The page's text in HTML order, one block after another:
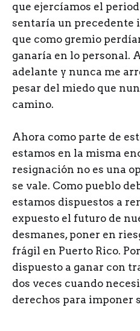
que ejercíamos el
sentaría un precedente
que como gremio
ganaría en lo personal.
adelante y nunca me
pesar del miedo que
camino.
Ahora como parte de
estamos en la misma
resignación no es una
se vale. Como pueblo
estamos dispuestos a
expuesto el futuro de
desmanes, poner en
frágil en Puerto Rico.
dispuesto a ganar con
dos veces cuando
derechos para imponer